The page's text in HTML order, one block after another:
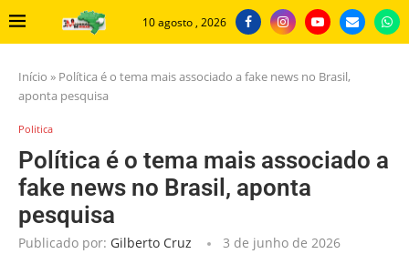
10 agosto , 2026
Início » Política é o tema mais associado a fake news no Brasil,
aponta pesquisa
Politica
Política é o tema mais associado a
fake news no Brasil, aponta
pesquisa
Publicado por: Gilberto Cruz 3 de junho de 2026